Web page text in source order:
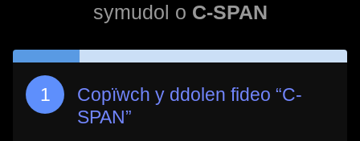
symudol o C-SPAN
Copïwch y ddolen fideo “C-
SPAN”